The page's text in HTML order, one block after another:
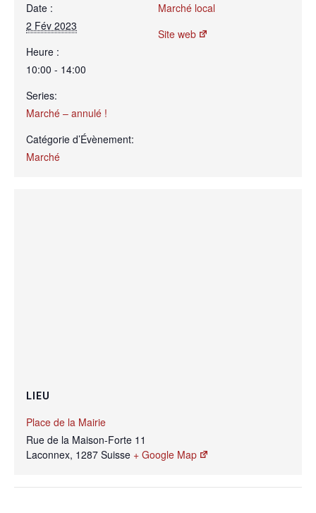
Date :
2 Fév 2023
Heure :
10:00 - 14:00
Series:
Marché – annulé !
Catégorie d’Évènement:
Marché
Marché local
Site web
LIEU
Place de la Mairie
Rue de la Maison-Forte 11
Laconnex, 1287 Suisse + Google Map